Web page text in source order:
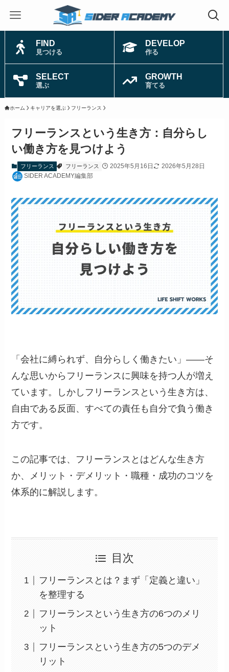
FIND
見つける
DEVELOP
作る
SELECT
選ぶ
GROWTH
育てる
ホーム キャリアを選ぶ フリーランス
フリーランスという生き方：自分らし
い働き方を見つけよう
フリーランス フリーランス 2025年5月16日
2026年5月28日
SIDER ACADEMY編集部
「会社に縛られず、自分らしく働きたい」——そ
んな思いからフリーランスに興味を持つ人が増え
ています。しかしフリーランスという生き方は、
自由である反面、すべての責任も自分で負う働き
方です。
この記事では、フリーランスとはどんな生き方
か、メリット・デメリット・職種・成功のコツを
体系的に解説します。
目次
フリーランスとは？まず「定義と違い」
を整理する
フリーランスという生き方の6つのメリ
ット
フリーランスという生き方の5つのデメ
リット